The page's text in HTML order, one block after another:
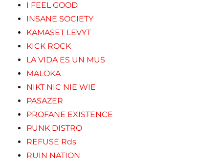
I FEEL GOOD
INSANE SOCIETY
KAMASET LEVYT
KICK ROCK
LA VIDA ES UN MUS
MALOKA
NIKT NIC NIE WIE
PASAZER
PROFANE EXISTENCE
PUNK DISTRO
REFUSE Rds
RUIN NATION